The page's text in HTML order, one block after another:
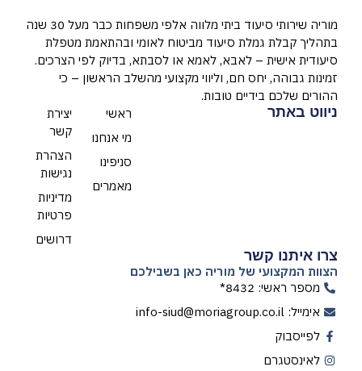
מוריה שירותי סיעוד ביתי מלווה אלפי משפחות כבר מעל 30 שנה
בתהליך קבלת גמלת סיעוד מביטוח לאומי ובהתאמת מטפלת
סיעודית אישית – לאבא, לאמא או לסבתא, בדיוק לפי הצרכים.
זמינות גבוהה, יחס חם, וליווי מקצועי מהשלב הראשון – כי
ההורים שלכם בידיים טובות.
ניווט באתר
ראשי
מי אנחנו
סניפינו
מאמרים
יצירת
קשר
הצהרת
נגישות
מדיניות
פרטיות
דרושים
צרו איתנו קשר
הצוות המקצועי של מוריה כאן בשבילכם
מספר ראשי: 8432*
אימייל: info-siud@moriagroup.co.il
לפייסבוק
לאינסטגרם